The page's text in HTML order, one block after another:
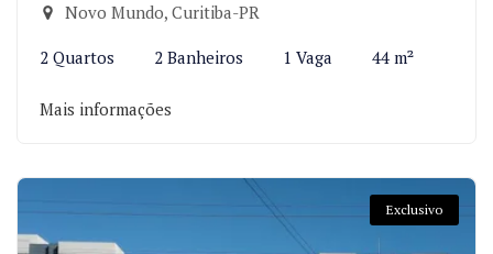
Novo Mundo, Curitiba-PR
2 Quartos 2 Banheiros 1 Vaga 44 m²
Mais informações
Exclusivo